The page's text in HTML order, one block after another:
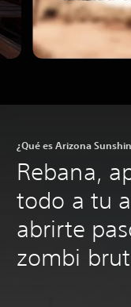
¿Qué es Arizona
Rebana,
todo a tu
abrirte
zombi